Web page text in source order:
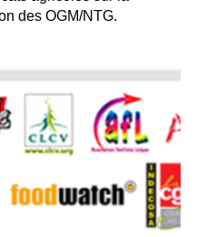
des OGM/NTG.